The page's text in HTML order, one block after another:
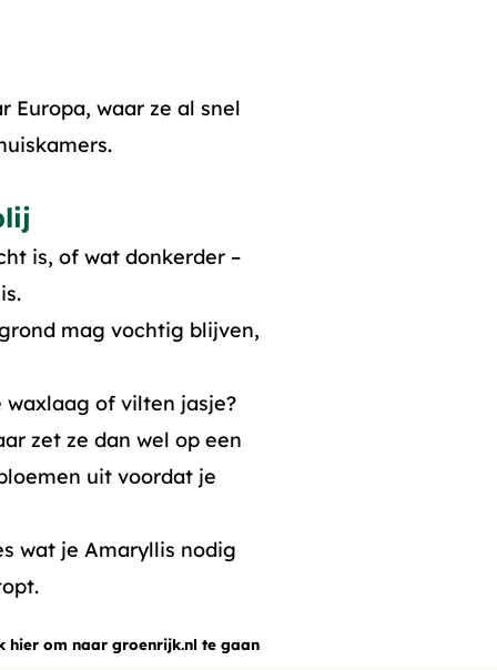
Europa, waar ze al snel
is, of wat donkerder –
mag vochtig blijven,
waxlaag of vilten jasje?
zet ze dan wel op een
uit voordat je
wat je Amaryllis nodig
hier om naar groenrijk.nl te gaan